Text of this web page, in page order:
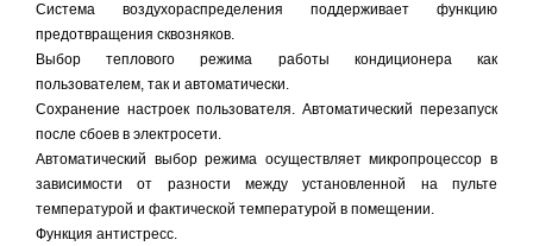
Система воздухораспределения поддерживает функцию
предотвращения сквозняков.
Выбор теплового режима работы кондиционера как
пользователем, так и автоматически.
Сохранение настроек пользователя. Автоматический перезапуск
после сбоев в электросети.
Автоматический выбор режима осуществляет микропроцессор в
зависимости от разности между установленной на пульте
температурой и фактической температурой в помещении.
Функция антистресс.